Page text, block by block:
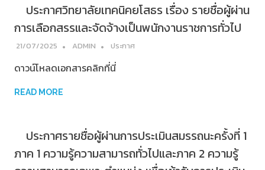
ประกาศวิทยาลัยเทคนิคยโสธร เรื่อง รายชื่อผู้ผ่าน
การเลือกสรรและจัดจ้างเป็นพนักงานราชการทั่วไป
21/07/2025 ADMIN ประกาศ
ดาวน์โหลดเอกสารคลิกที่นี่
READ MORE
ประกาศรายชื่อผู้ผ่านการประเมินสมรรถนะครั้งที่ 1
ภาค 1 ความรู้ความสามารถทั่วไปและภาค 2 ความรู้